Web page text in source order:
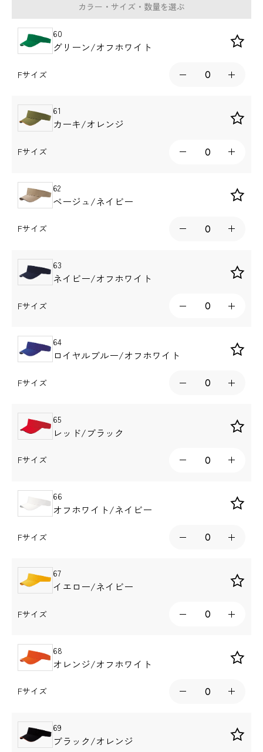
カラー・サイズ・数量を選ぶ
60
グリーン/オフホワイト
Fサイズ
61
カーキ/オレンジ
Fサイズ
62
ベージュ/ネイビー
Fサイズ
63
ネイビー/オフホワイト
Fサイズ
64
ロイヤルブルー/オフホワイト
Fサイズ
65
レッド/ブラック
Fサイズ
66
オフホワイト/ネイビー
Fサイズ
67
イエロー/ネイビー
Fサイズ
68
オレンジ/オフホワイト
Fサイズ
69
ブラック/オレンジ